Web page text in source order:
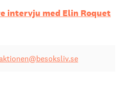
intervju med Elin Roquet